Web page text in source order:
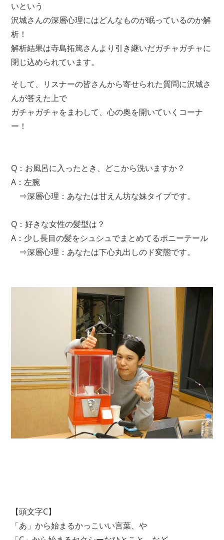
いという
沢城さんの深層心理にはどんなものが眠っているのか解
析！
解析結果は寺島拓篤さんより引き継いだガチャガチャに
閉じ込められています。
そして、リスナーの皆さんから寄せられた質問に沢城さ
んが答えた上で
ガチャガチャをまわして、心の奥を開いていくコーナ
ー！
Q：お風呂に入ったとき、どこから洗いますか？
A：左腕
⇒深層心理：あなたは甘えん坊な妹タイプです。
Q：好きな女性の髪型は？
A：少し長目の髪をシュシュでまとめてるポニーテール
⇒深層心理：あなたは下心丸出しのド変態です。
【頭文字C】
「あ」から始まるかっこいい言葉、や